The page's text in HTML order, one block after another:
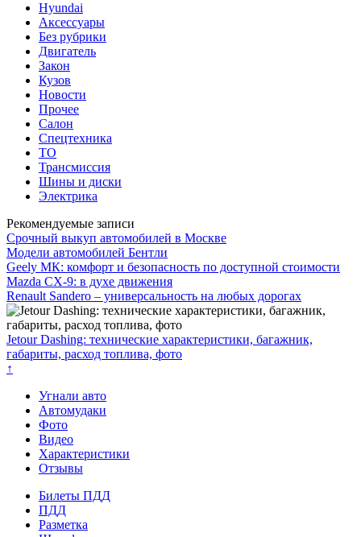
Hyundai
Аксессуары
Без рубрики
Двигатель
Закон
Кузов
Новости
Прочее
Салон
Спецтехника
ТО
Трансмиссия
Шины и диски
Электрика
Рекомендуемые записи
Срочный выкуп автомобилей в Москве
Модели автомобилей Бентли
Geely МК: комфорт и безопасность по доступной стоимости
Mazda CX-9: в духе движения
Renault Sandero – универсальность на любых дорогах
Jetour Dashing: технические характеристики, багажник,
габариты, расход топлива, фото
↑
Угнали авто
Автомудаки
Фото
Видео
Характеристики
Отзывы
Билеты ПДД
ПДД
Разметка